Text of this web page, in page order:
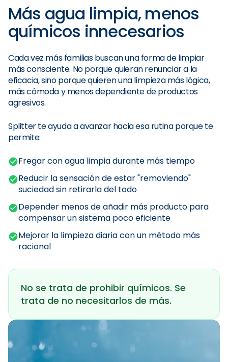
Más agua limpia, menos
químicos innecesarios
Cada vez más familias buscan una forma de limpiar
más consciente. No porque quieran renunciar a la
eficacia, sino porque quieren una limpieza más lógica,
más cómoda y menos dependiente de productos
agresivos.
Splitter te ayuda a avanzar hacia esa rutina porque te
permite:
Fregar con agua limpia durante más tiempo
Reducir la sensación de estar "removiendo"
suciedad sin retirarla del todo
Depender menos de añadir más producto para
compensar un sistema poco eficiente
Mejorar la limpieza diaria con un método más
racional
No se trata de prohibir químicos. Se
trata de no necesitarlos de más.